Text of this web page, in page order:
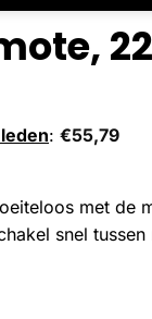
: €55,79
met de
snel
(BRC3300) aantal